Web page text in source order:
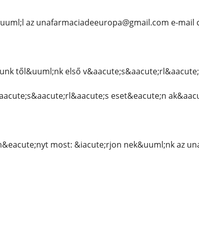
az unafarmaciadeeuropa@gmail.com e-mail
től&uuml;nk első
eset&eacute;n
most: &iacute;rjon nek&uuml;nk az